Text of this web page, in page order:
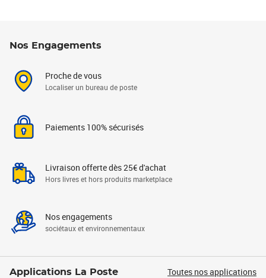
Nos Engagements
Proche de vous
Localiser un bureau de poste
Paiements 100% sécurisés
Livraison offerte dès 25€ d'achat
Hors livres et hors produits marketplace
Nos engagements
sociétaux et environnementaux
Applications La Poste Toutes nos applications